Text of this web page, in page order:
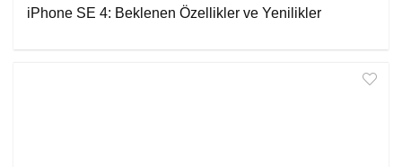
iPhone SE 4: Beklenen Özellikler ve Yenilikler